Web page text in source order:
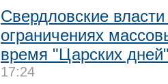
Свердловские
ограничениях
время "Царских
17:24